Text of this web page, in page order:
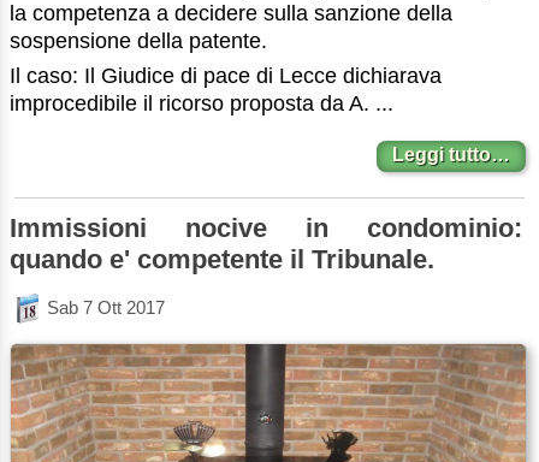
la competenza a decidere sulla sanzione della
sospensione della patente.
Il caso: Il Giudice di pace di Lecce dichiarava
improcedibile il ricorso proposta da A. ...
Leggi tutto…
Immissioni nocive in condominio:
quando e' competente il Tribunale.
Sab 7 Ott 2017